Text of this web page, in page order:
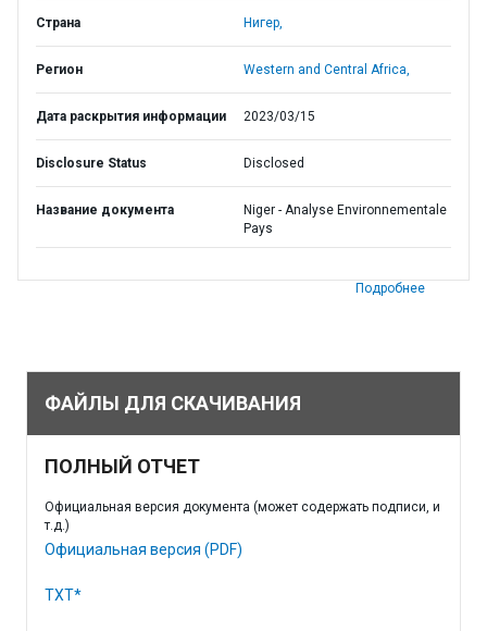
Страна Нигер,
Регион Western and Central Africa,
Дата раскрытия информации 2023/03/15
Disclosure Status Disclosed
Название документа
Niger - Analyse Environnementale
Pays
Подробнее
ФАЙЛЫ ДЛЯ СКАЧИВАНИЯ
ПОЛНЫЙ ОТЧЕТ
Официальная версия документа (может содержать подписи, и
т.д.)
Официальная версия (PDF)
TXT*